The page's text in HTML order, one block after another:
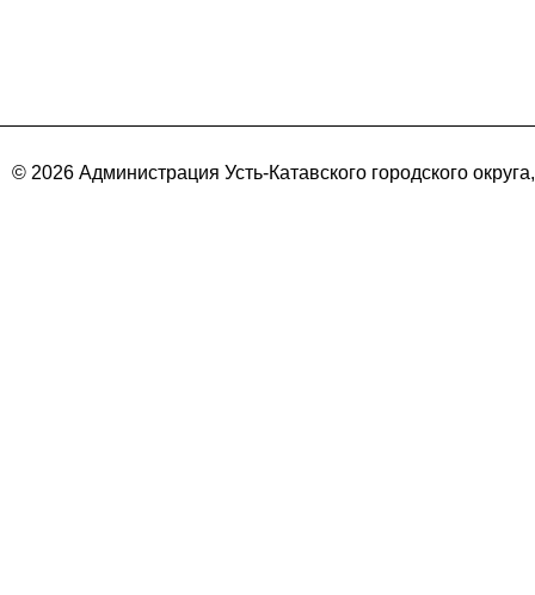
© 2026 Администрация Усть-Катавского городского